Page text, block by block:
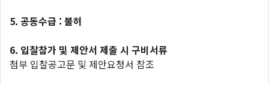
5. 공동수급 : 불허
6. 입찰참가 및 제안서 제출 시 구비서류
첨부 입찰공고문 및 제안요청서 참조